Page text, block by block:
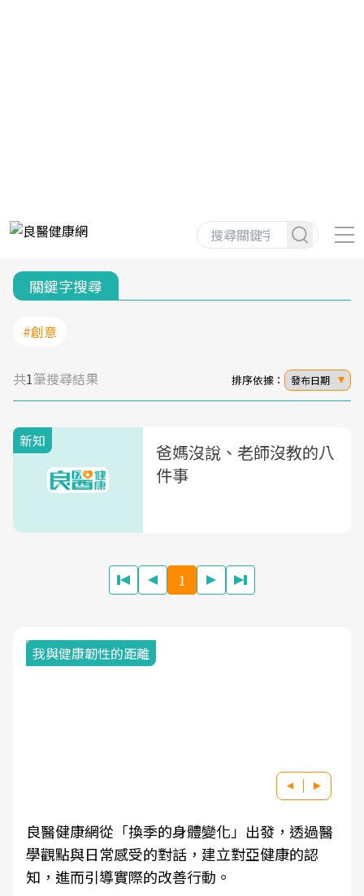
關鍵字搜尋
#創意
共1筆搜尋結果 排序依據： 發布日期
新知
爸媽沒說、老師沒教的八
件事
1
我與健康韌性的距離
良醫健康網從「換季的身體變化」出發，透過醫
學觀點與日常感受的對話，建立對亞健康的認
知，進而引導實際的改善行動。